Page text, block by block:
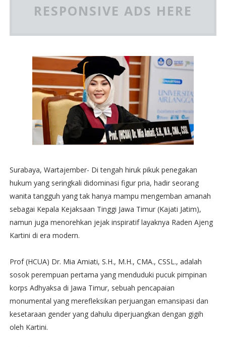
RESPONSIVE ADS HERE
Surabaya, Wartajember- Di tengah hiruk pikuk penegakan
hukum yang seringkali didominasi figur pria, hadir seorang
wanita tangguh yang tak hanya mampu mengemban amanah
sebagai Kepala Kejaksaan Tinggi Jawa Timur (Kajati Jatim),
namun juga menorehkan jejak inspiratif layaknya Raden Ajeng
Kartini di era modern.
Prof (HCUA) Dr. Mia Amiati, S.H., M.H., CMA., CSSL., adalah
sosok perempuan pertama yang menduduki pucuk pimpinan
korps Adhyaksa di Jawa Timur, sebuah pencapaian
monumental yang merefleksikan perjuangan emansipasi dan
kesetaraan gender yang dahulu diperjuangkan dengan gigih
oleh Kartini.